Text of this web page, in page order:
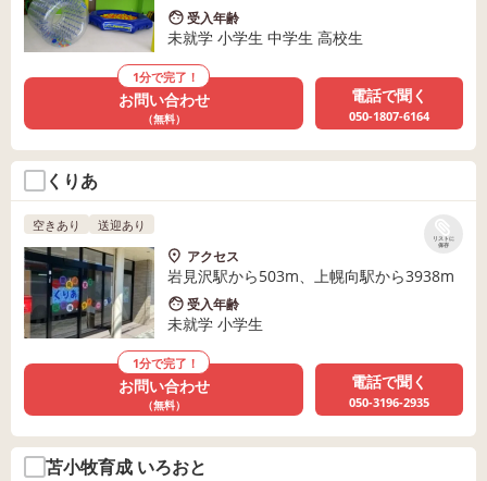
受入年齢
未就学 小学生 中学生 高校生
1分で完了！
お問い合わせ
（無料）
電話で聞く
050-1807-6164
くりあ
リストに
保存
空きあり 送迎あり
アクセス
岩見沢駅から503m、上幌向駅から3938m
受入年齢
未就学 小学生
1分で完了！
お問い合わせ
（無料）
電話で聞く
050-3196-2935
苫小牧育成 いろおと